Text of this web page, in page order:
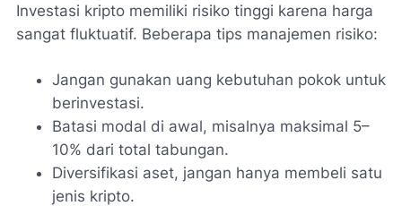
Investasi kripto memiliki risiko tinggi karena harga
sangat fluktuatif. Beberapa tips manajemen risiko:
Jangan gunakan uang kebutuhan pokok untuk
berinvestasi.
Batasi modal di awal, misalnya maksimal 5–
10% dari total tabungan.
Diversifikasi aset, jangan hanya membeli satu
jenis kripto.